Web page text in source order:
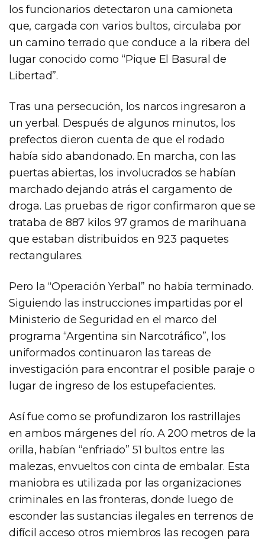
los funcionarios detectaron una camioneta
que, cargada con varios bultos, circulaba por
un camino terrado que conduce a la ribera del
lugar conocido como “Pique El Basural de
Libertad”.
Tras una persecución, los narcos ingresaron a
un yerbal. Después de algunos minutos, los
prefectos dieron cuenta de que el rodado
había sido abandonado. En marcha, con las
puertas abiertas, los involucrados se habían
marchado dejando atrás el cargamento de
droga. Las pruebas de rigor confirmaron que se
trataba de 887 kilos 97 gramos de marihuana
que estaban distribuidos en 923 paquetes
rectangulares.
Pero la “Operación Yerbal” no había terminado.
Siguiendo las instrucciones impartidas por el
Ministerio de Seguridad en el marco del
programa “Argentina sin Narcotráfico”, los
uniformados continuaron las tareas de
investigación para encontrar el posible paraje o
lugar de ingreso de los estupefacientes.
Así fue como se profundizaron los rastrillajes
en ambos márgenes del río. A 200 metros de la
orilla, habían “enfriado” 51 bultos entre las
malezas, envueltos con cinta de embalar. Esta
maniobra es utilizada por las organizaciones
criminales en las fronteras, donde luego de
esconder las sustancias ilegales en terrenos de
difícil acceso otros miembros las recogen para